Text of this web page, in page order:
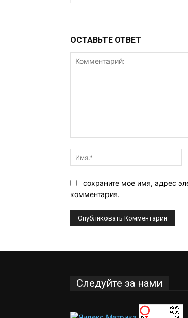
ОСТАВЬТЕ ОТВЕТ
сохраните мое имя, адрес
комментария.
Следуйте за нами